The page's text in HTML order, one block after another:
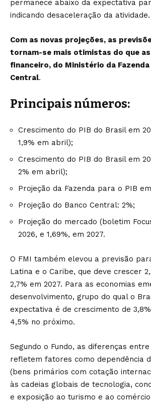
permanece abaixo da expectativa
indicando desaceleração da atividade.
Com as novas projeções, as
tornam-se mais otimistas do que
financeiro, do Ministério da Fazenda
Central.
Principais números:
Crescimento do PIB do Brasil em
1,9% em abril);
Crescimento do PIB do Brasil em
2% em abril);
Projeção da Fazenda para o PIB
Projeção do Banco Central: 2%;
Projeção do mercado (boletim
2026, e 1,69%, em 2027.
O FMI também elevou a previsão
Latina e o Caribe, que deve crescer
2,7% em 2027. Para as economias
desenvolvimento, grupo do qual o
expectativa é de crescimento de
4,5% no próximo.
Segundo o Fundo, as diferenças
refletem fatores como dependência
(bens primários com cotação
às cadeias globais de tecnologia,
e exposição ao turismo e ao